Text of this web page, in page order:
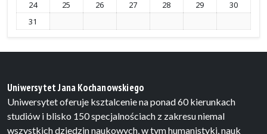
24
25 26 27 28 29
30
31
Uniwersytet Jana Kochanowskiego
Uniwersytet oferuje ksztalcenie na ponad 60 kierunkach
studiów i blisko 150 specjalnościach z zakresu niemal
wszystkich dziedzin naukowych, w tym humanistyki, nauk